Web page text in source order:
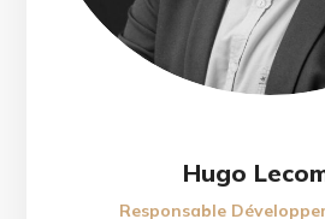
Hugo
Responsable